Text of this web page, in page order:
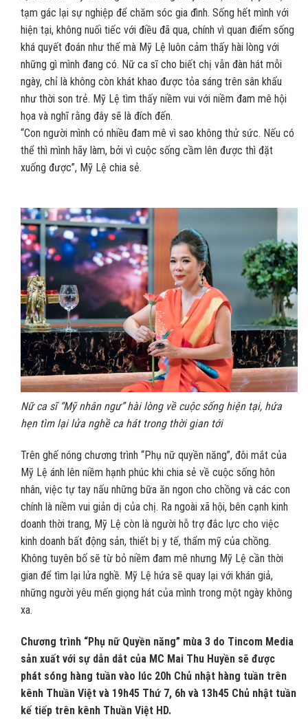
tạm gác lại sự nghiệp để chăm sóc gia đình. Sống hết mình với
hiện tại, không nuối tiếc với điều đã qua, chính vì quan điểm sống
khá quyết đoán như thế mà Mỹ Lệ luôn cảm thấy hài lòng với
những gì mình đang có. Nữ ca sĩ cho biết chị vẫn đàn hát mỗi
ngày, chỉ là không còn khát khao được tỏa sáng trên sân khấu
như thời son trẻ. Mỹ Lệ tìm thấy niềm vui với niềm đam mê hội
họa và nghĩ rằng đây sẽ là đích đến.
“Con người mình có nhiều đam mê vì sao không thử sức. Nếu có
thể thì mình hãy làm, bởi vì cuộc sống cầm lên được thì đặt
xuống được”, Mỹ Lệ chia sẻ.
Nữ ca sĩ “Mỹ nhân ngư” hài lòng về cuộc sống hiện tại, hứa
hẹn tìm lại lửa nghề ca hát trong thời gian tới
Trên ghế nóng chương trình “Phụ nữ quyền năng”, đôi mắt của
Mỹ Lệ ánh lên niềm hạnh phúc khi chia sẻ về cuộc sống hôn
nhân, việc tự tay nấu những bữa ăn ngon cho chồng và các con
chính là niềm vui giản dị của chị. Ra ngoài xã hội, bên cạnh kinh
doanh thời trang, Mỹ Lệ còn là người hỗ trợ đắc lực cho việc
kinh doanh bất động sản, thiết bị y tế, thẩm mỹ của chồng.
Không tuyên bố sẽ từ bỏ niềm đam mê nhưng Mỹ Lệ cần thời
gian để tìm lại lửa nghề. Mỹ Lệ hứa sẽ quay lại với khán giả,
những người yêu mến giọng hát của mình trong một ngày không
xa.
Chương trình “Phụ nữ Quyền năng” mùa 3 do Tincom Media
sản xuất với sự dẫn dắt của MC Mai Thu Huyền sẽ được
phát sóng hàng tuần vào lúc 20h Chủ nhật hàng tuần trên
kênh Thuần Việt và 19h45 Thứ 7, 6h và 13h45 Chủ nhật tuần
kế tiếp trên kênh Thuần Việt HD.